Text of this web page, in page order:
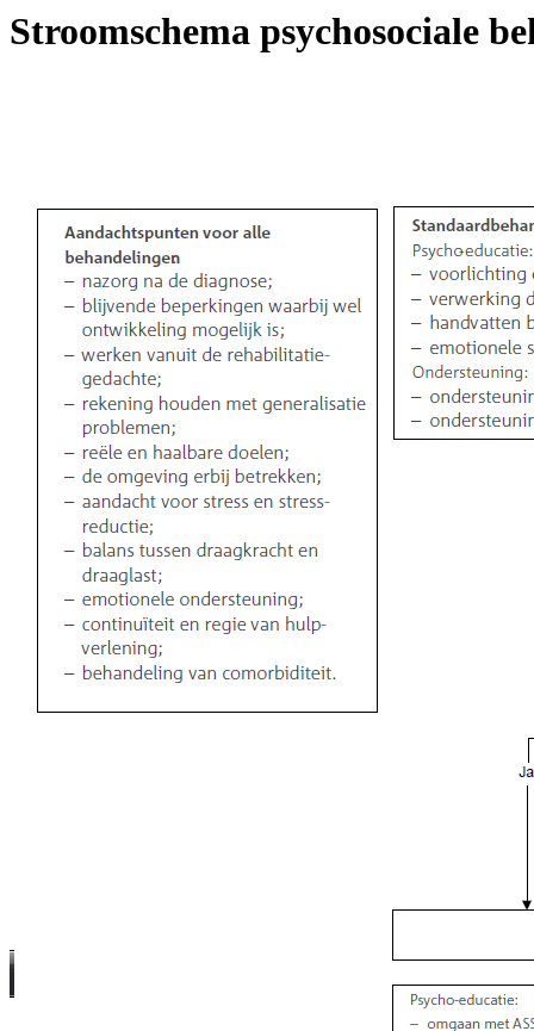
Stroomschema psychosociale